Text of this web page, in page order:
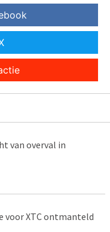
van overval in
voor XTC ontmanteld